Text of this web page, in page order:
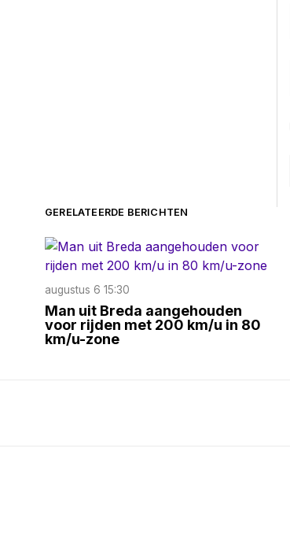
GERELATEERDE BERICHTEN
augustus 6 15:30
Man uit Breda aangehouden
voor rijden met 200 km/u in 80
km/u-zone